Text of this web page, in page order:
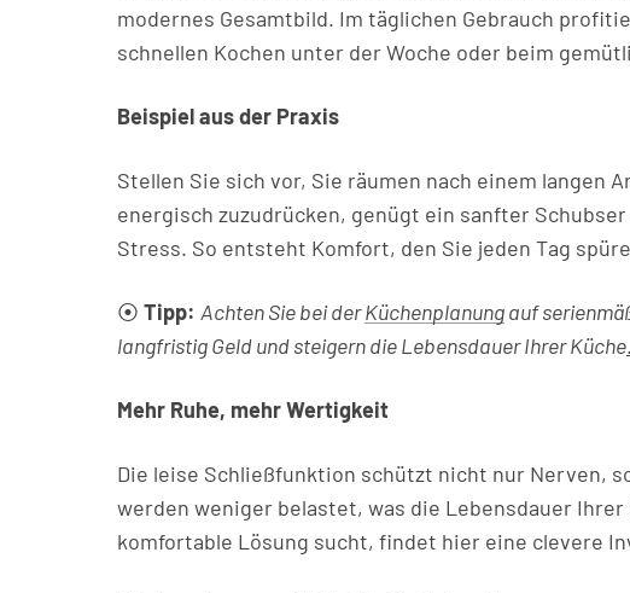
modernes Gesamtbild. Im täglichen Gebrauch
schnellen Kochen unter der Woche oder beim
Beispiel aus der Praxis
Stellen Sie sich vor, Sie räumen nach einem langen
energisch zuzudrücken, genügt ein sanfter
Stress. So entsteht Komfort, den Sie jeden Tag
⦿ Tipp: Achten Sie bei derKüchenplanungauf
langfristig Geld und steigern die Lebensdauer Ihrer Küche.
Mehr Ruhe, mehr Wertigkeit
Die leise Schließfunktion schützt nicht nur Nerven,
werden weniger belastet, was die Lebensdauer
komfortable Lösung sucht, findet hier eine clevere